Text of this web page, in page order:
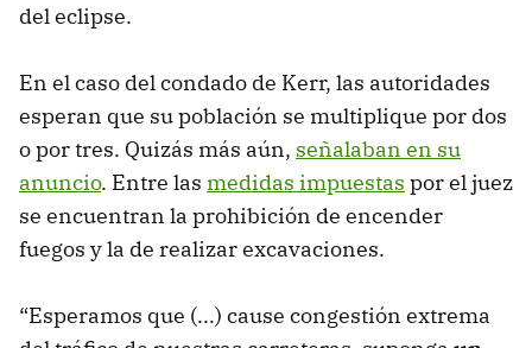
del eclipse.
En el caso del condado de Kerr, las autoridades
esperan que su población se multiplique por dos
o por tres. Quizás más aún, señalaban en su
anuncio. Entre las medidas impuestas por el juez
se encuentran la prohibición de encender
fuegos y la de realizar excavaciones.
“Esperamos que (...) cause congestión extrema